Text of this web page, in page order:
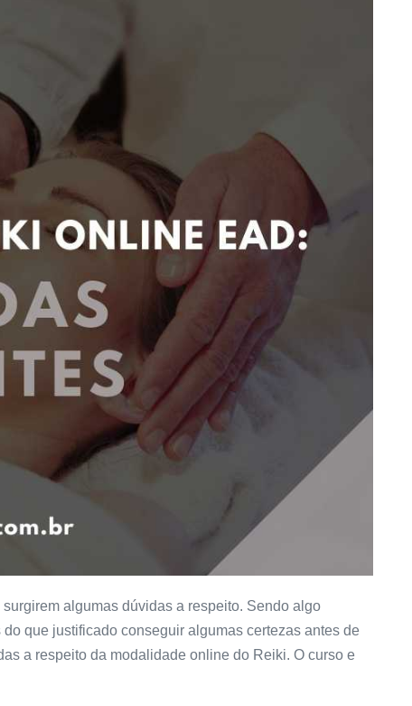
algumas dúvidas a respeito. Sendo algo
que justificado conseguir algumas certezas antes de
a respeito da modalidade online do Reiki. O curso e